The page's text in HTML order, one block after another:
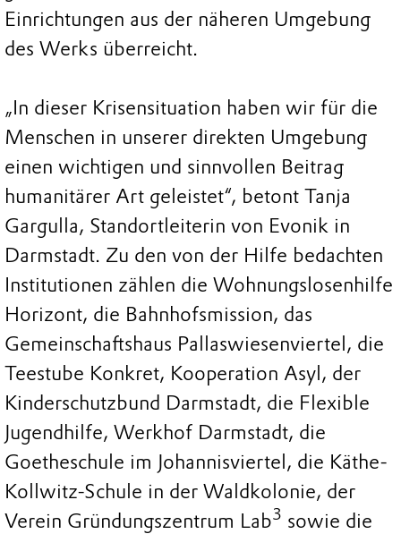
Einrichtungen aus der näheren Umgebung
des Werks überreicht.
„In dieser Krisensituation haben wir für die
Menschen in unserer direkten Umgebung
einen wichtigen und sinnvollen Beitrag
humanitärer Art geleistet“, betont Tanja
Gargulla, Standortleiterin von Evonik in
Darmstadt. Zu den von der Hilfe bedachten
Institutionen zählen die Wohnungslosenhilfe
Horizont, die Bahnhofsmission, das
Gemeinschaftshaus Pallaswiesenviertel, die
Teestube Konkret, Kooperation Asyl, der
Kinderschutzbund Darmstadt, die Flexible
Jugendhilfe, Werkhof Darmstadt, die
Goetheschule im Johannisviertel, die Käthe-
Kollwitz-Schule in der Waldkolonie, der
Verein Gründungszentrum Lab3 sowie die